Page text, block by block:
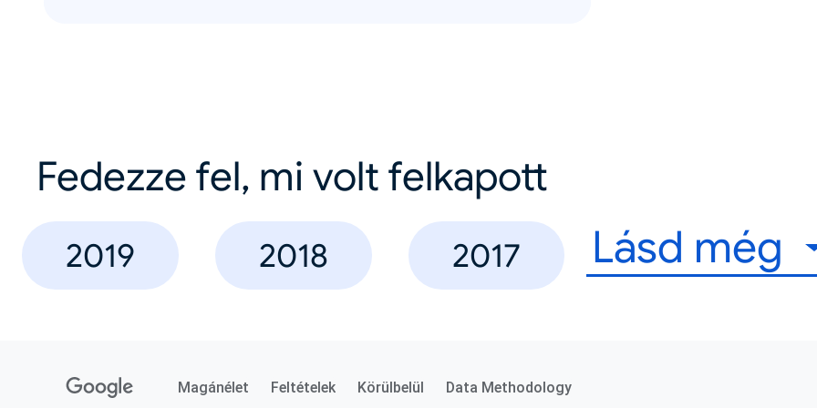
Fedezze fel, mi volt felkapott
2019 2018 2017 Lásd még
Magánélet Feltételek Körülbelül Data Methodology